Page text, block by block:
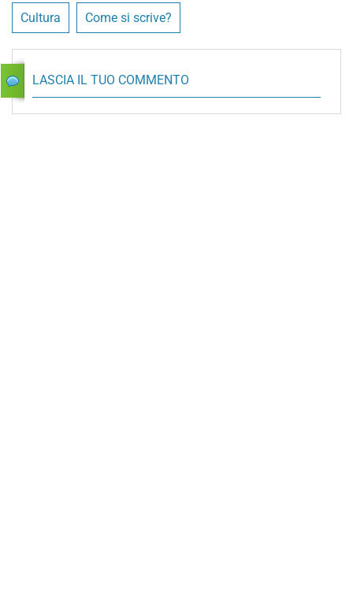
Cultura Come si scrive?
LASCIA IL TUO COMMENTO